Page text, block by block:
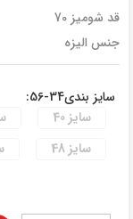
قد شومیز 70
جنس الیزه
سایز بندی34-56:
سایز 40
سایز 48